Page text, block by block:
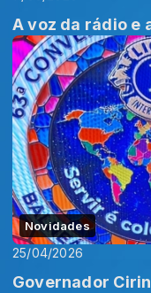
A voz da rádio e
Novidades
25/04/2026
Governador